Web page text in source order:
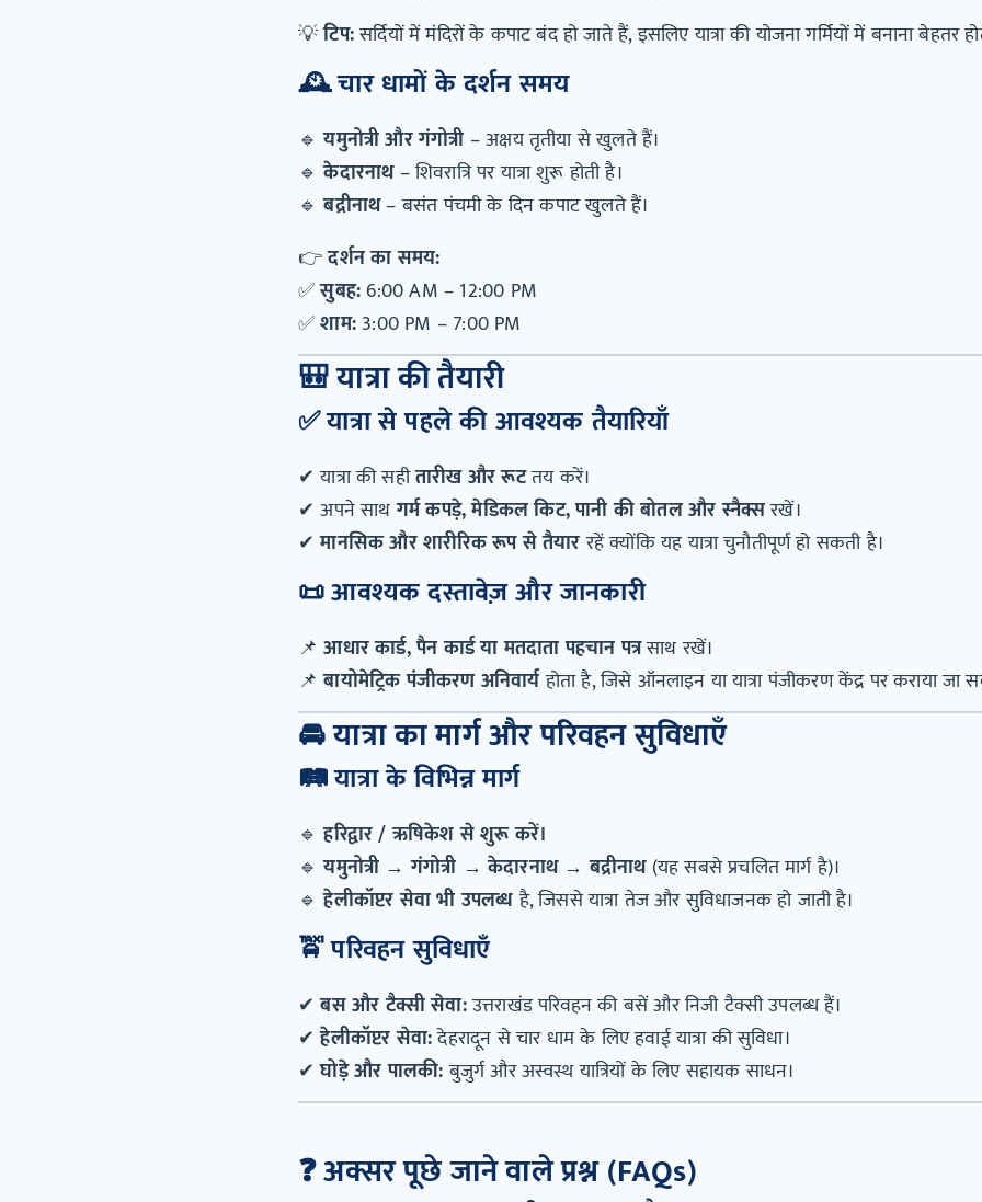
💡टिप:सर्दियों में मंदिरों के कपाट बंद हो जाते हैं, इसलिए यात्रा की योजना गर्मियों में बनाना बेहतर
🕰️चार धामों के दर्शन समय
🔹यमुनोत्री और गंगोत्री – अक्षय तृतीया से खुलते हैं।
🔹केदारनाथ– शिवरात्रि पर यात्रा शुरू होती है।
🔹बद्रीनाथ– बसंत पंचमी के दिन कपाट खुलते हैं।
👉दर्शन का समय:
✅सुबह:6:00 AM – 12:00 PM
✅शाम: 3:00 PM – 7:00 PM
🎒यात्रा की तैयारी
✅यात्रा से पहले की आवश्यक तैयारियाँ
✔ यात्रा की सहीतारीख और रूटतय करें।
✔ अपने साथगर्म कपड़े, मेडिकल किट, पानी की बोतल और स्नैक्सरखें।
✔मानसिक और शारीरिक रूप से तैयाररहें क्योंकि यह यात्रा चुनौतीपूर्ण हो सकती है।
📜आवश्यक दस्तावेज़ और जानकारी
📌आधार कार्ड, पैन कार्ड या मतदाता पहचान पत्रसाथ रखें।
📌बायोमेट्रिक पंजीकरण अनिवार्यहोता है, जिसे ऑनलाइन या यात्रा पंजीकरण केंद्र पर कराया जा
🚘यात्रा का मार्ग और परिवहन सुविधाएँ
🛤️यात्रा के विभिन्न मार्ग
🔹हरिद्वार / ऋषिकेश से शुरू करें।
🔹यमुनोत्री → गंगोत्री → केदारनाथ → बद्रीनाथ(यह सबसे प्रचलित मार्ग है)।
🔹हेलीकॉप्टर सेवा भी उपलब्धहै, जिससे यात्रा तेज और सुविधाजनक हो जाती है।
🚖परिवहन सुविधाएँ
✔बस और टैक्सी सेवा:उत्तराखंड परिवहन की बसें और निजी टैक्सी उपलब्ध हैं।
✔हेलीकॉप्टर सेवा:देहरादून से चार धाम के लिए हवाई यात्रा की सुविधा।
✔घोड़े और पालकी:बुजुर्ग और अस्वस्थ यात्रियों के लिए सहायक साधन।
❓अक्सर पूछे जाने वाले प्रश्न (FAQs)